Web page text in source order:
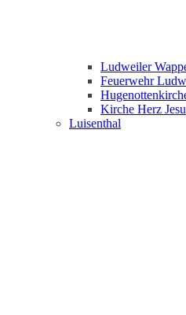
Ludweiler
Feuerwehr
Kirche Herz Jesu
Luisenthal